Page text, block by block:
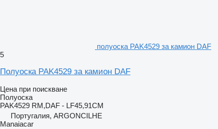
полуоска PAK4529 за камион DAF
5
Полуоска PAK4529 за камион DAF
Цена при поискване
Полуоска
PAK4529 RM,DAF - LF45,91CM
Португалия, ARGONCILHE
Manaiacar